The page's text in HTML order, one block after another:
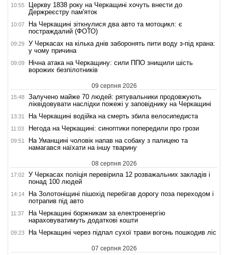
10:55
Церкву 1838 року на Черкащині хочуть внести до
Держреєстру пам'яток
10:07
На Черкащині зіткнулися два авто та мотоцикл: є
постраждалий (ФОТО)
09:29
У Черкасах на кілька днів заборонять пити воду з-під крана:
у чому причина
09:09
Нічна атака на Черкащину: сили ППО знищили шість
ворожих безпілотників
09 серпня 2026
15:48
Залучено майже 70 людей: рятувальники продовжують
ліквідовувати наслідки пожежі у заповіднику на Черкащині
13:31 На Черкащині водійка на смерть збила велосипедиста
11:03 Негода на Черкащині: синоптики попередили про грози
09:51
На Уманщині чоловік напав на собаку з палицею та
намагався наїхати на іншу тварину
08 серпня 2026
17:02
У Черкасах поліція перевірила 12 розважальних закладів і
понад 100 людей
14:14
На Золотоніщині пішохід перебігав дорогу поза переходом і
потрапив під авто
11:37
На Черкащині боржникам за електроенергію
нараховуватимуть додаткові кошти
09:23 На Черкащині через підпал сухої трави вогонь пошкодив ліс
07 серпня 2026